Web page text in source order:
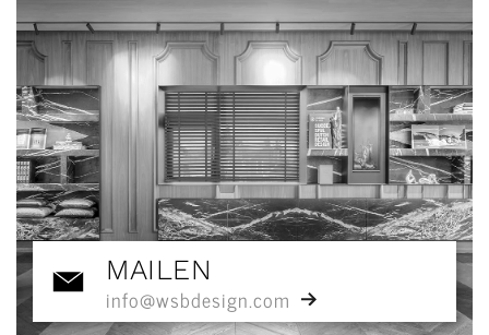
MAILEN
info@wsbdesign.com